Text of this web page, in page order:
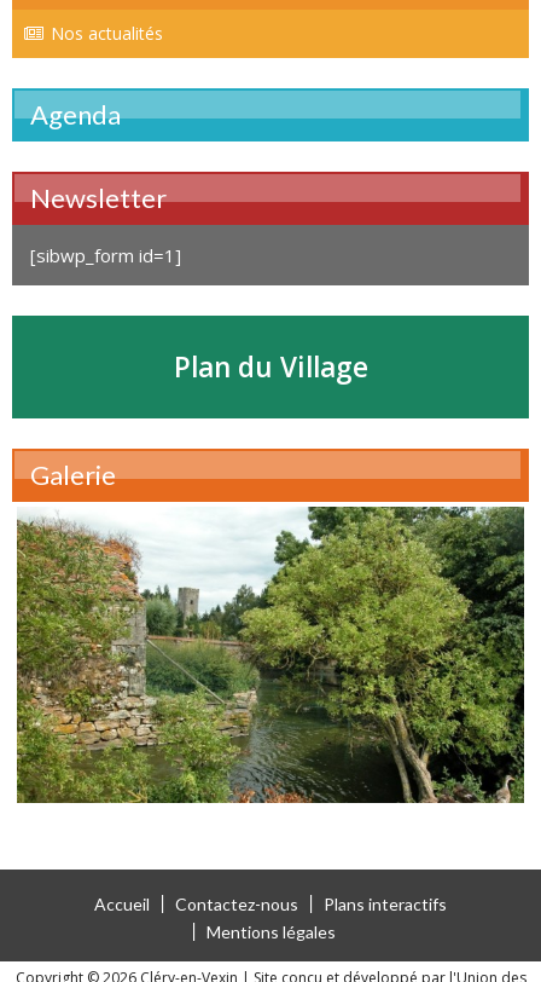
Nos actualités
Agenda
Newsletter
[sibwp_form id=1]
Plan du Village
Galerie
Accueil Contactez-nous
Plans interactifs
Mentions légales
Copyright © 2026 Cléry-en-Vexin | Site conçu et développé par l'Union des